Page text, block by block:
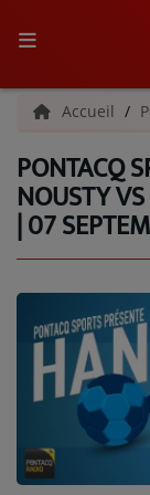
ACCUEIL
RADIO
QUI SOMMES-
L'ÉQUIPE
GRILLE DES
C'ÉTAIT QUOI CE
MÉDIAS
PODCASTS -
Accueil
PONTACQ
NOUSTY
| 07